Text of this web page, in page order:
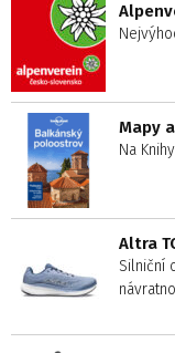
Mapy
Na
Altra
Silniční